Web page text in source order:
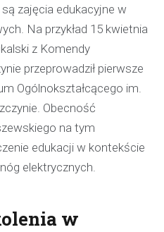
zajęcia edukacyjne w
Na przykład 15 kwietnia
z Komendy
przeprowadził pierwsze
Ogólnokształcącego im.
Obecność
na tym
edukacji w kontekście
elektrycznych.
w